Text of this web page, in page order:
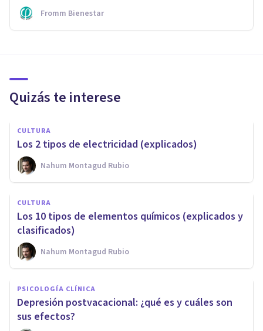
Fromm Bienestar
Quizás te interese
CULTURA
Los 2 tipos de electricidad (explicados)
Nahum Montagud Rubio
CULTURA
Los 10 tipos de elementos químicos (explicados y
clasificados)
Nahum Montagud Rubio
PSICOLOGÍA CLÍNICA
Depresión postvacacional: ¿qué es y cuáles son
sus efectos?